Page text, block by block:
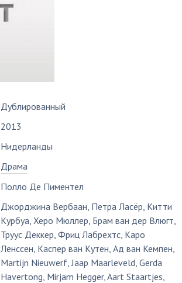
Дублированный
2013
Нидерланды
Драма
Полло Де Пиментел
Джорджина Вербаан, Петра Ласёр, Китти
Курбуа,Херо Мюллер, Брам ван дер Влюгт,
Труус Деккер,Фриц Лабрехтс, Каро
Ленссен, Каспер ван Кутен,Ад ван Кемпен,
Martijn Nieuwerf,Jaap Maarleveld,Gerda
Havertong, Mirjam Hegger,Aart Staartjes,